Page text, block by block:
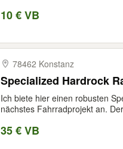
10 € VB
78462 Konstanz
Specialized Hardrock
Ich biete hier einen robusten
nächstes Fahrradprojekt an.
35 € VB